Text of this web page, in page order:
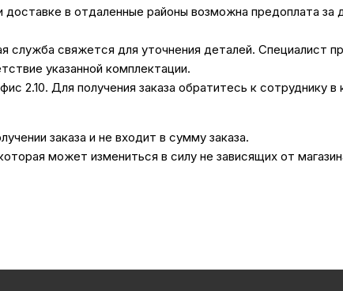
в отдаленные районы возможна предоплата за
служба свяжется для уточнения деталей. Специалист
указанной комплектации.
2.10. Для получения заказа обратитесь к сотруднику
заказа и не входит в сумму заказа.
может измениться в силу не зависящих от